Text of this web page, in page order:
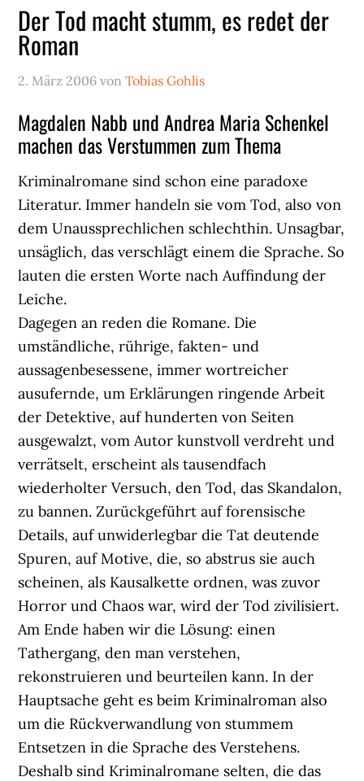
Der Tod macht stumm, es redet der
Roman
2. März 2006 vonTobias Gohlis
Magdalen Nabb und Andrea Maria Schenkel
machen das Verstummen zum Thema
Kriminalromane sind schon eine paradoxe
Literatur. Immer handeln sie vom Tod, also von
dem Unaussprechlichen schlechthin. Unsagbar,
unsäglich, das verschlägt einem die Sprache. So
lauten die ersten Worte nach Auffindung der
Leiche.
Dagegen an reden die Romane. Die
umständliche, rührige, fakten- und
aussagenbesessene, immer wortreicher
ausufernde, um Erklärungen ringende Arbeit
der Detektive, auf hunderten von Seiten
ausgewalzt, vom Autor kunstvoll verdreht und
verrätselt, erscheint als tausendfach
wiederholter Versuch, den Tod, das Skandalon,
zu bannen. Zurückgeführt auf forensische
Details, auf unwiderlegbar die Tat deutende
Spuren, auf Motive, die, so abstrus sie auch
scheinen, als Kausalkette ordnen, was zuvor
Horror und Chaos war, wird der Tod zivilisiert.
Am Ende haben wir die Lösung: einen
Tathergang, den man verstehen,
rekonstruieren und beurteilen kann. In der
Hauptsache geht es beim Kriminalroman also
um die Rückverwandlung von stummem
Entsetzen in die Sprache des Verstehens.
Deshalb sind Kriminalromane selten, die das